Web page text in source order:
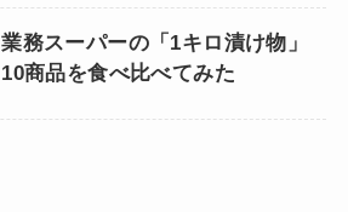
業務スーパーの「1キロ漬け物」
10商品を食べ比べてみた